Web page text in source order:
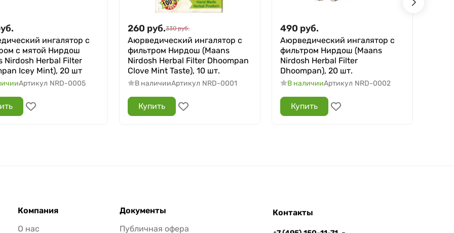
ингалятор с
с мятой Нирдош
Nirdosh Herbal Filter
Icey Mint), 20 шт
Артикул NRD-0005
260 руб.330 руб.
Аюрведический ингалятор с
фильтром Нирдош (Maans
Nirdosh Herbal Filter Dhoompan
Clove Mint Taste), 10 шт.
В наличииАртикул NRD-0001
Купить
490 руб.
Аюрведический ингалятор с
фильтром Нирдош (Maans
Nirdosh Herbal Filter
Dhoompan), 20 шт.
В наличииАртикул NRD-0002
Купить
Компания
О нас
Документы
Публичная офера
Контакты